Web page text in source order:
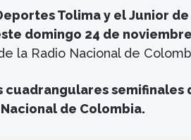
Tolima y el Junior
domingo 24 de
la Radio Nacional de
cuadrangulares
de Colombia.